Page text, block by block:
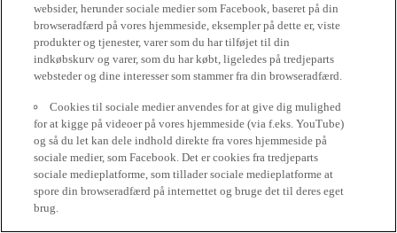
websider, herunder sociale medier som Facebook, baseret på din
browseradfærd på vores hjemmeside, eksempler på dette er, viste
produkter og tjenester, varer som du har tilføjet til din
indkøbskurv og varer, som du har købt, ligeledes på tredjeparts
websteder og dine interesser som stammer fra din browseradfærd.
Cookies til sociale medier anvendes for at give dig mulighed
for at kigge på videoer på vores hjemmeside (via f.eks. YouTube)
og så du let kan dele indhold direkte fra vores hjemmeside på
sociale medier, som Facebook. Det er cookies fra tredjeparts
sociale medieplatforme, som tillader sociale medieplatforme at
spore din browseradfærd på internettet og bruge det til deres eget
brug.